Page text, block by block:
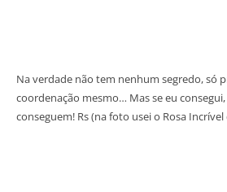
Na verdade não tem nenhum segredo, só
coordenação mesmo… Mas se eu
conseguem! Rs (na foto usei o Rosa